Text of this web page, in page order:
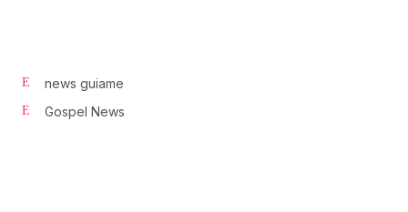
news guiame
Gospel News